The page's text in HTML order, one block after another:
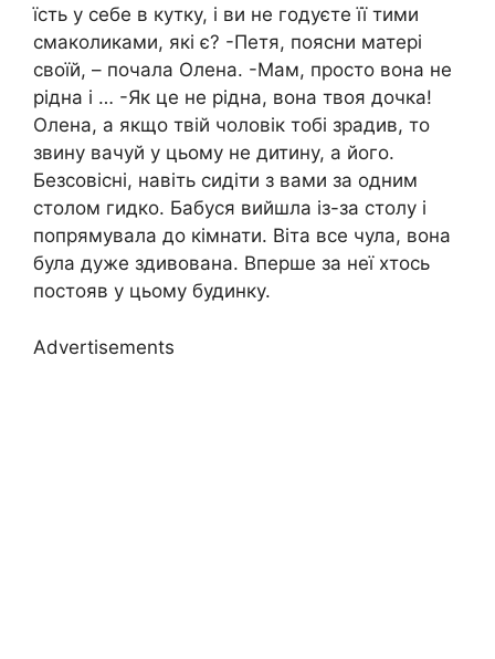
їсть у себе в кутку, і ви не годуєте її тими
смаколиками, які є? -Петя, поясни матері
своїй, – почала Олена. -Мам, просто вона не
рідна і … -Як це не рідна, вона твоя дочка!
Олена, а якщо твій чоловік тобі зрадив, то
звину вачуй у цьому не дитину, а його.
Безсовісні, навіть сидіти з вами за одним
столом гидко. Бабуся вийшла із-за столу і
попрямувала до кімнати. Віта все чула, вона
була дуже здивована. Вперше за неї хтось
постояв у цьому будинку.
Advertisements